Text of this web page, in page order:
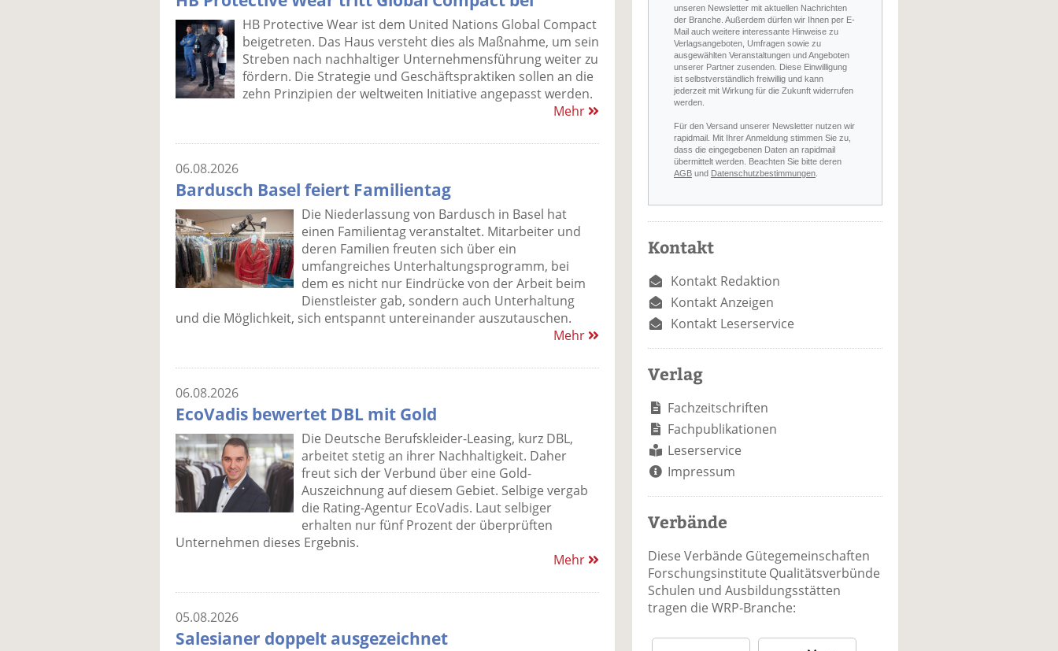
HB Protective Wear ist dem United Nations Global Compact
beigetreten. Das Haus versteht dies als Maßnahme, um sein
Streben nach nachhaltiger Unternehmensführung weiter zu
fördern. Die Strategie und Geschäftspraktiken sollen an die
zehn Prinzipien der weltweiten Initiative angepasst werden.
Mehr
06.08.2026
Bardusch Basel feiert Familientag
Die Niederlassung von Bardusch in Basel hat
einen Familientag veranstaltet. Mitarbeiter und
deren Familien freuten sich über ein
umfangreiches Unterhaltungsprogramm, bei
dem es nicht nur Eindrücke von der Arbeit beim
Dienstleister gab, sondern auch Unterhaltung
und die Möglichkeit, sich entspannt untereinander auszutauschen.
Mehr
06.08.2026
EcoVadis bewertet DBL mit Gold
Die Deutsche Berufskleider-Leasing, kurz DBL,
arbeitet stetig an ihrer Nachhaltigkeit. Daher
freut sich der Verbund über eine Gold-
Auszeichnung auf diesem Gebiet. Selbige vergab
die Rating-Agentur EcoVadis. Laut selbiger
erhalten nur fünf Prozent der überprüften
Unternehmen dieses Ergebnis.
Mehr
05.08.2026
Salesianer doppelt ausgezeichnet
unseren Newsletter mit aktuellen Nachrichten
der Branche. Außerdem dürfen wir Ihnen per E-
Mail auch weitere interessante Hinweise zu
Verlagsangeboten, Umfragen sowie zu
ausgewählten Veranstaltungen und Angeboten
unserer Partner zusenden. Diese Einwilligung
ist selbstverständlich freiwillig und kann
jederzeit mit Wirkung für die Zukunft widerrufen
werden.
Für den Versand unserer Newsletter nutzen wir
rapidmail. Mit Ihrer Anmeldung stimmen Sie zu,
dass die eingegebenen Daten an rapidmail
übermittelt werden. Beachten Sie bitte deren
AGB und Datenschutzbestimmungen
Kontakt
Kontakt Redaktion
Kontakt Anzeigen
Kontakt Leserservice
Verlag
Fachzeitschriften
Fachpublikationen
Leserservice
Impressum
Verbände
Diese Verbände Gütegemeinschaften
Forschungsinstitute Qualitätsverbünde
Schulen und Ausbildungsstätten
tragen die WRP-Branche: